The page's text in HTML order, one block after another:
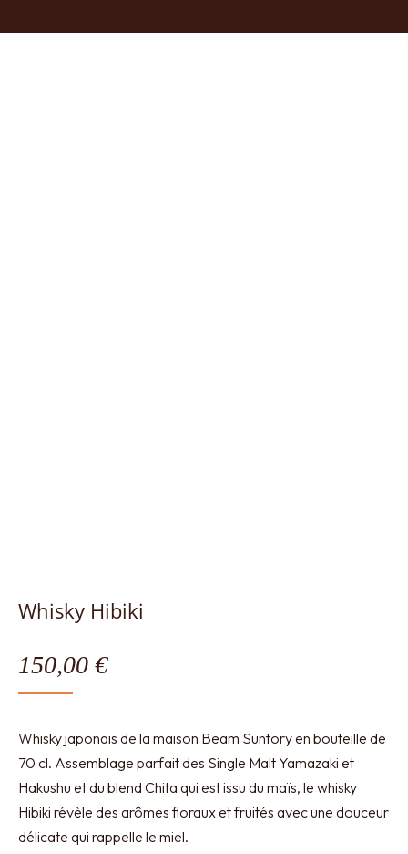
Whisky Hibiki
150,00 €
Whisky japonais de la maison Beam Suntory en bouteille de
70 cl. Assemblage parfait des Single Malt Yamazaki et
Hakushu et du blend Chita qui est issu du maïs, le whisky
Hibiki révèle des arômes floraux et fruités avec une douceur
délicate qui rappelle le miel.